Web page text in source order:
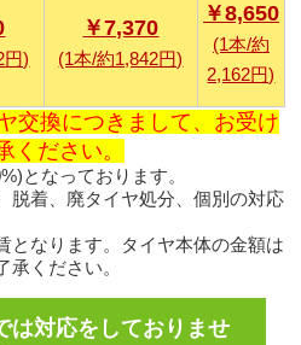
円)
￥7,370
(1本/約1,842円)
￥8,650
(1本/約
2,162円)
交換につきまして、お受け
ください。
となっております。
脱着、廃タイヤ処分、個別の対応
なります。タイヤ本体の金額は
ください。
は対応をしておりませ